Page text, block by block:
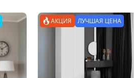
АКЦИЯ ЛУЧШАЯ ЦЕНА